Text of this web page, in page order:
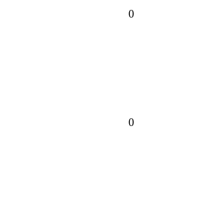
0
0